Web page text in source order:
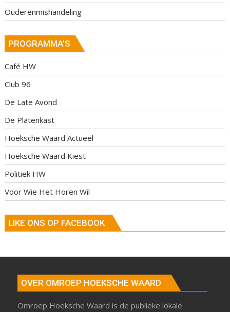
Ouderenmishandeling
PROGRAMMA’S
Café HW
Club 96
De Late Avond
De Platenkast
Hoeksche Waard Actueel
Hoeksche Waard Kiest
Politiek HW
Voor Wie Het Horen Wil
LIKE ONS OP FACEBOOK
OVER OMROEP HOEKSCHE WAARD
Omroep Hoeksche Waard is de publieke lokale